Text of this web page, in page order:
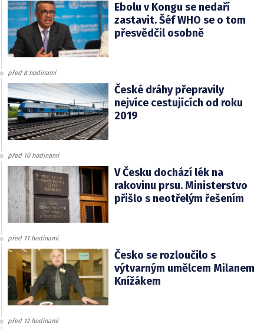
Ebolu v Kongu se nedaří
zastavit. Šéf WHO se o tom
přesvědčil osobně
před 8 hodinami
České dráhy přepravily
nejvíce cestujících od roku
2019
před 10 hodinami
V Česku dochází lék na
rakovinu prsu. Ministerstvo
přišlo s neotřelým řešením
před 11 hodinami
Česko se rozloučilo s
výtvarným umělcem Milanem
Knížákem
před 12 hodinami